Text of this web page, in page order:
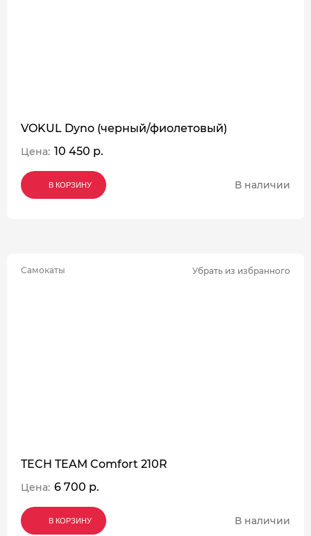
VOKUL Dyno (черный/фиолетовый)
Цена: 10 450 р.
В КОРЗИНУ
В КОРЗИНУ
В КОРЗИНУ В наличии
Самокаты Убрать из избранного
TECH TEAM Comfort 210R
Цена: 6 700 р.
В КОРЗИНУ
В КОРЗИНУ
В КОРЗИНУ В наличии